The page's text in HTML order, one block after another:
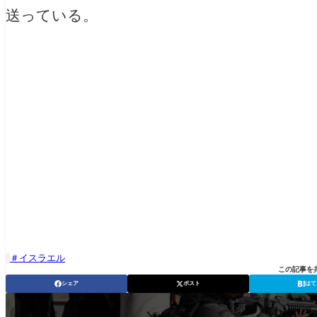
送っている。
イスラエル
この記事を
シェア ポスト はて